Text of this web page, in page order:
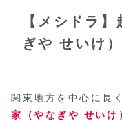
【メシドラ
ぎや せいけ
関東地方を中心に長
家（やなぎや せいけ